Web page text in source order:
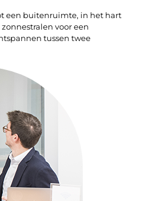
een buitenruimte, in het hart
voor een
tussen twee